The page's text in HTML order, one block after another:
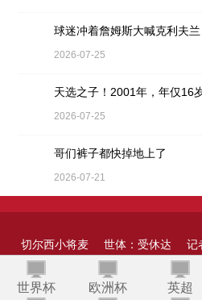
球迷冲着詹姆斯大喊克利夫
2026-07-25
2026-07-25
哥们裤子都快掉地上了
2026-07-21
切尔西小将麦
奎因：阿扎尔
世体：受休达
移民越境影
记
斯
斯基拉：罗梅 阿里斯22年想 上
世界杯 欧洲杯 英超